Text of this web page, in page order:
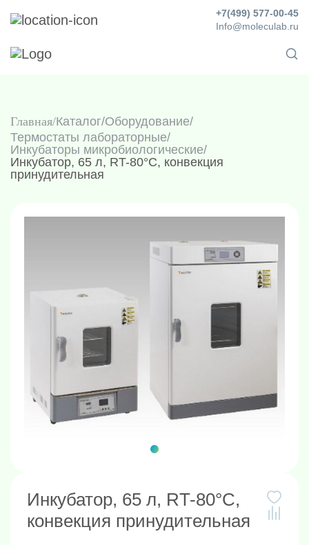
Info@moleculab.ru
+7(499) 577-00-45
Главная Каталог/Оборудование/
Термостаты лабораторные/
Инкубаторы микробиологические/
Инкубатор, 65 л, RT-80°C, конвекция
принудительная
Инкубатор, 65 л, RT-80°C,
конвекция принудительная